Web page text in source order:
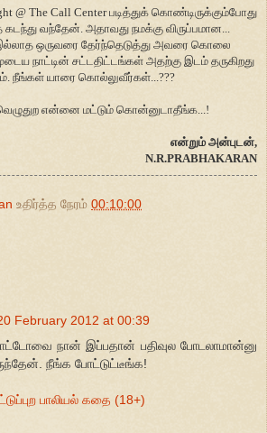
@ The Call Center படித்துக் கொண்டிருக்கும்போது
வந்தேன். அதாவது நமக்கு விருப்பமான...
ஒருவரை தேர்ந்தெடுத்து அவரை கொலை
நாட்டின் சட்டதிட்டங்கள் அதற்கு இடம் தருகிறது
யாரை கொல்லுவீர்கள்...???
என்னை மட்டும் கொன்னுடாதீங்க...!
என்றும் அன்புடன்,
N.R.PRABHAKARAN
உதிர்த்த நேரம் 00:10:00
February 2012 at 00:39
நான் இப்பதான் பதிவுல போடலாமான்னு
நீங்க போட்டுட்டீங்க!
பாலியல் கதை (18+)